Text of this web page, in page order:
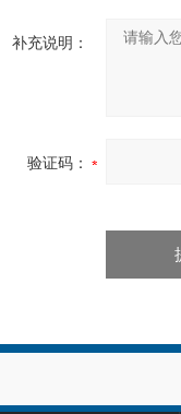
补充说明：
验证码：